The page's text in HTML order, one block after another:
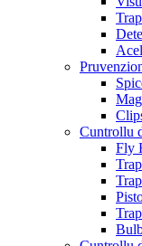
Cuntrollu
Fly